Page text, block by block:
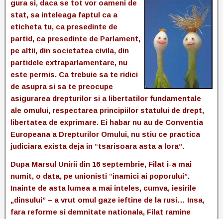
gura si, daca se tot vor oameni de
stat, sa inteleaga faptul ca a
eticheta tu, ca presedinte de
partid, ca presedinte de Parlament,
pe altii, din societatea civila, din
partidele extraparlamentare, nu
este permis. Ca trebuie sa te ridici
de asupra si sa te preocupe
asigurarea drepturilor si a libertatilor fundamentale
ale omului, respectarea principiilor statului de drept,
libertatea de exprimare. Ei habar nu au de Conventia
Europeana a Drepturilor Omului, nu stiu ce practica
judiciara exista deja in “tsarisoara asta a lora”.
Dupa Marsul Unirii din 16 septembrie, Filat i-a mai
numit, o data, pe unionisti “inamici ai poporului”.
Inainte de asta lumea a mai inteles, cumva, iesirile
„dinsului” – a vrut omul gaze ieftine de la rusi… Insa,
fara reforme si demnitate nationala, Filat ramine